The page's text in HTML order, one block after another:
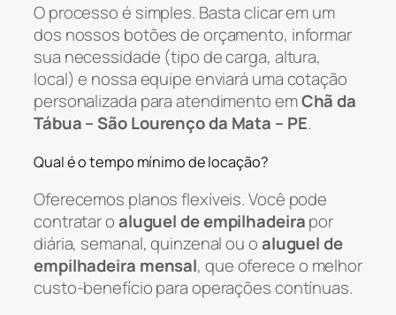
O processo é simples. Basta clicar em um
dos nossos botões de orçamento, informar
sua necessidade (tipo de carga, altura,
local) e nossa equipe enviará uma cotação
personalizada para atendimento emChã da
Tábua – São Lourenço da Mata – PE.
Qual é o tempo mínimo de locação?
Oferecemos planos flexíveis. Você pode
contratar oaluguel de empilhadeirapor
diária, semanal, quinzenal ou oaluguel de
empilhadeira mensal, que oferece o melhor
custo-benefício para operações contínuas.